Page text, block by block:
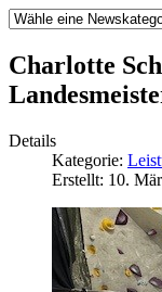
Charlotte
Details
Kategorie:
Erstellt: 10.